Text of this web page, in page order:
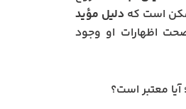
است کهدلیل مؤید
اظهارات او وجود
معتبر است؟